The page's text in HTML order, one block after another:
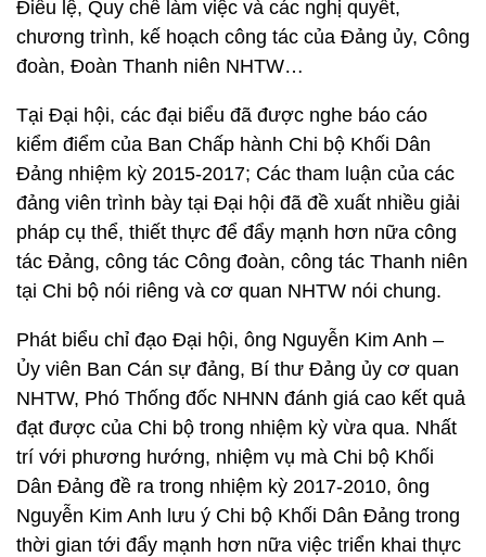
Điều lệ, Quy chế làm việc và các nghị quyết,
chương trình, kế hoạch công tác của Đảng ủy, Công
đoàn, Đoàn Thanh niên NHTW…
Tại Đại hội, các đại biểu đã được nghe báo cáo
kiểm điểm của Ban Chấp hành Chi bộ Khối Dân
Đảng nhiệm kỳ 2015-2017; Các tham luận của các
đảng viên trình bày tại Đại hội đã đề xuất nhiều giải
pháp cụ thể, thiết thực để đẩy mạnh hơn nữa công
tác Đảng, công tác Công đoàn, công tác Thanh niên
tại Chi bộ nói riêng và cơ quan NHTW nói chung.
Phát biểu chỉ đạo Đại hội, ông Nguyễn Kim Anh –
Ủy viên Ban Cán sự đảng, Bí thư Đảng ủy cơ quan
NHTW, Phó Thống đốc NHNN đánh giá cao kết quả
đạt được của Chi bộ trong nhiệm kỳ vừa qua. Nhất
trí với phương hướng, nhiệm vụ mà Chi bộ Khối
Dân Đảng đề ra trong nhiệm kỳ 2017-2010, ông
Nguyễn Kim Anh lưu ý Chi bộ Khối Dân Đảng trong
thời gian tới đẩy mạnh hơn nữa việc triển khai thực